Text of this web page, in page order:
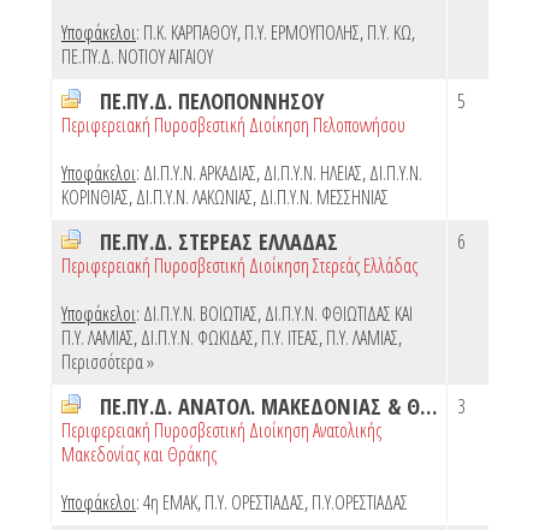
Υποφάκελοι: Π.Κ. ΚΑΡΠΑΘΟΥ,Π.Υ. ΕΡΜΟΥΠΟΛΗΣ,Π.Υ. ΚΩ,
ΠΕ.ΠΥ.Δ. ΝΟΤΙΟΥ ΑΙΓΑΙΟΥ
ΠΕ.ΠΥ.Δ. ΠΕΛΟΠΟΝΝΗΣΟΥ
Περιφερειακή Πυροσβεστική Διοίκηση Πελοποννήσου
Υποφάκελοι: ΔΙ.Π.Υ.Ν. ΑΡΚΑΔΙΑΣ,ΔΙ.Π.Υ.Ν. ΗΛΕΙΑΣ,ΔΙ.Π.Υ.Ν.
ΚΟΡΙΝΘΙΑΣ,ΔΙ.Π.Υ.Ν. ΛΑΚΩΝΙΑΣ,ΔΙ.Π.Υ.Ν. ΜΕΣΣΗΝΙΑΣ
5
ΠΕ.ΠΥ.Δ. ΣΤΕΡΕΑΣ ΕΛΛΑΔΑΣ
Περιφερειακή Πυροσβεστική Διοίκηση Στερεάς Ελλάδας
Υποφάκελοι: ΔΙ.Π.Υ.Ν. ΒΟΙΩΤΙΑΣ,ΔΙ.Π.Υ.Ν. ΦΘΙΩΤΙΔΑΣ ΚΑΙ
Π.Υ. ΛΑΜΙΑΣ,ΔΙ.Π.Υ.Ν. ΦΩΚΙΔΑΣ,Π.Υ. ΙΤΕΑΣ,Π.Υ. ΛΑΜΙΑΣ,
Περισσότερα »
6
ΠΕ.ΠΥ.Δ. ΑΝΑΤΟΛ. ΜΑΚΕΔΟΝΙΑΣ & ΘΡΑΚΗΣ
Περιφερειακή Πυροσβεστική Διοίκηση Ανατολικής
Μακεδονίας και Θράκης
Υποφάκελοι:4η ΕΜΑΚ,Π.Υ. ΟΡΕΣΤΙΑΔΑΣ,Π.Υ.ΟΡΕΣΤΙΑΔΑΣ
3